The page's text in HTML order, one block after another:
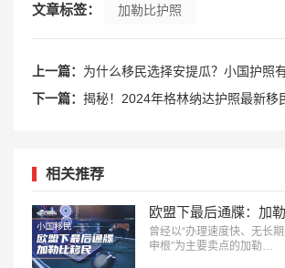
文章标签： 加勒比护照
上一篇： 为什么移民选择安提瓜？小国护照
下一篇： 揭秘！2024年格林纳达护照最新移
相关推荐
曾经以“办理速度快、无长
申根”为主要卖点的加勒…